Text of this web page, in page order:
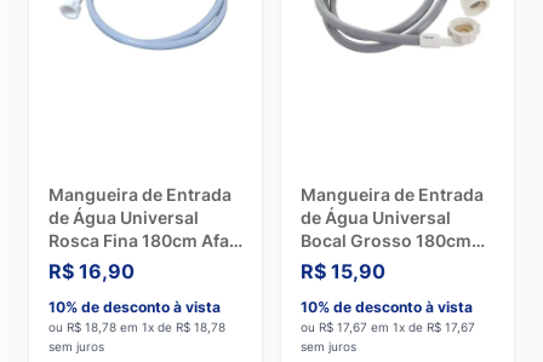
Mangueira de Entrada
de Água Universal
Rosca Fina 180cm Afa
372309181
R$ 16,90
10% de desconto à vista
ou R$ 18,78 em 1x de R$ 18,78
sem juros
Mangueira de Entrada
de Água Universal
Bocal Grosso 180cm
Afa 372309180
R$ 15,90
10% de desconto à vista
ou R$ 17,67 em 1x de R$ 17,67
sem juros